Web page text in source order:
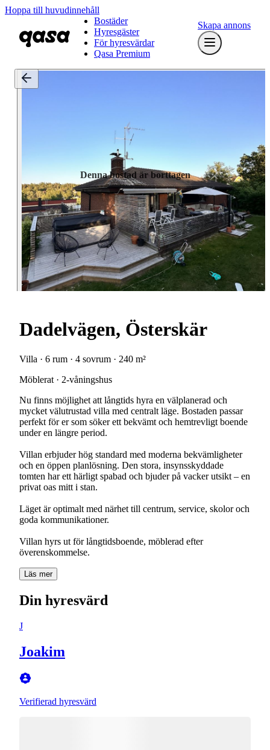
Hoppa till huvudinnehåll
Bostäder
Hyresgäster
För hyresvärdar
Qasa Premium
Skapa annons
Denna bostad är borttagen
Dadelvägen, Österskär
Villa · 6 rum · 4 sovrum · 240 m²
Möblerat · 2-våningshus
Nu finns möjlighet att långtids hyra en välplanerad och
mycket välutrustad villa med centralt läge. Bostaden passar
perfekt för er som söker ett bekvämt och hemtrevligt boende
under en längre period.
Villan erbjuder hög standard med moderna bekvämligheter
och en öppen planlösning. Den stora, insynsskyddade
tomten har ett härligt spabad och bjuder på vacker utsikt – en
privat oas mitt i stan.
Läget är optimalt med närhet till centrum, service, skolor och
goda kommunikationer.
Villan hyrs ut för långtidsboende, möblerad efter
överenskommelse.
Läs mer
Din hyresvärd
J
Joakim
Verifierad hyresvärd